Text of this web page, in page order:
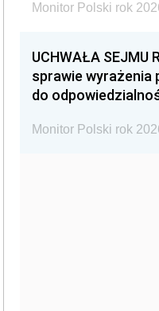
Monitor Polski rok
UCHWAŁA SEJMU
sprawie wyrażenia
do
Monitor Polski rok